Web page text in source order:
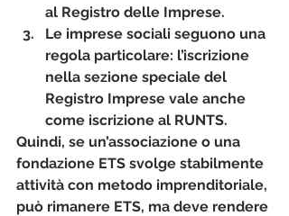
al Registro delle Imprese.
Le imprese sociali seguono una
regola particolare: l’iscrizione
nella sezione speciale del
Registro Imprese vale anche
come iscrizione al RUNTS.
Quindi, se un’associazione o una
fondazione ETS svolge stabilmente
attività con metodo imprenditoriale,
può rimanere ETS, ma deve rendere